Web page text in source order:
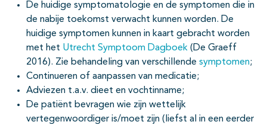
De huidige symptomatologie en de symptomen die in
de nabije toekomst verwacht kunnen worden. De
huidige symptomen kunnen in kaart gebracht worden
met het Utrecht Symptoom Dagboek (De Graeff
2016). Zie behandeling van verschillende symptomen;
Continueren of aanpassen van medicatie;
Adviezen t.a.v. dieet en vochtinname;
De patiënt bevragen wie zijn wettelijk
vertegenwoordiger is/moet zijn (liefst al in een eerder